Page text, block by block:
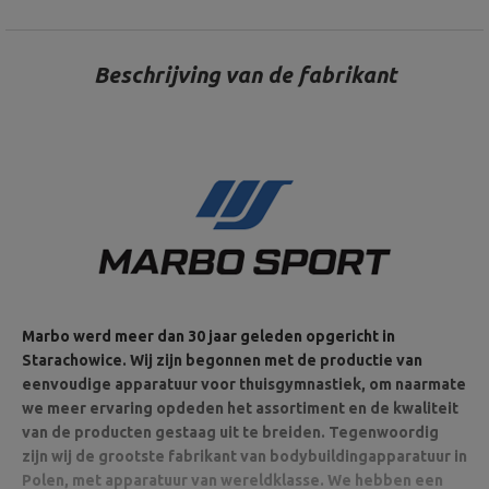
Beschrijving van de fabrikant
Marbo werd meer dan 30 jaar geleden opgericht in
Starachowice. Wij zijn begonnen met de productie van
eenvoudige apparatuur voor thuisgymnastiek, om naarmate
we meer ervaring opdeden het assortiment en de kwaliteit
van de producten gestaag uit te breiden. Tegenwoordig
zijn wij de grootste fabrikant van bodybuildingapparatuur in
Polen, met apparatuur van wereldklasse. We hebben een